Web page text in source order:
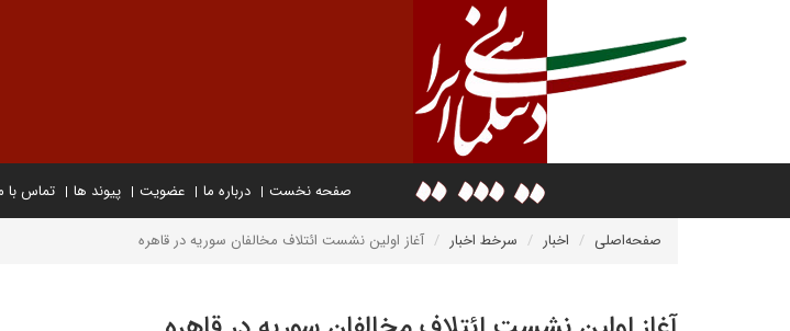
صفحه نخست درباره ما عضویت پیوند ها تماس با
صفحه‌اصلی اخبار سرخط اخبار آغاز اولین نشست ائتلاف مخالفان سوریه در قاهره